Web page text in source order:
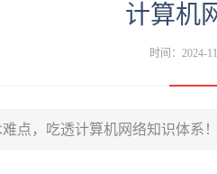
计算机
时间：2024-
点，吃透计算机网络知识体系！